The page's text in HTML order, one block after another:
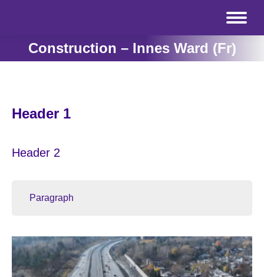
Construction – Innes Ward (Fr)
Header 1
Header 2
Paragraph